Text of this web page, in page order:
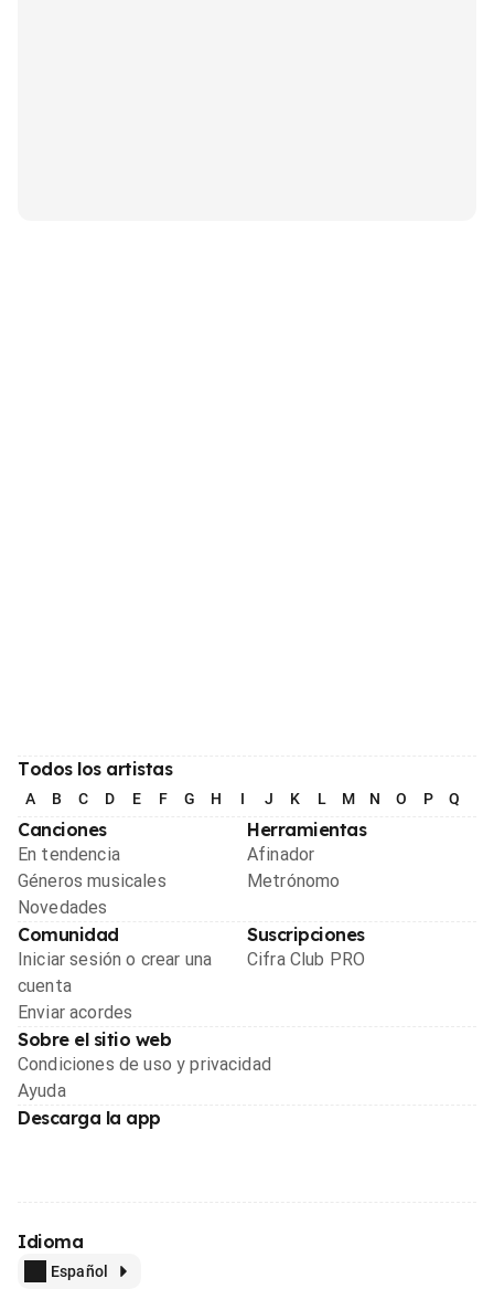
Todos los artistas
A B C D E F G H I J K L M N O P Q
Canciones
En tendencia
Géneros musicales
Novedades
Herramientas
Afinador
Metrónomo
Comunidad
Iniciar sesión o crear una
cuenta
Enviar acordes
Suscripciones
Cifra Club PRO
Sobre el sitio web
Condiciones de uso y privacidad
Ayuda
Descarga la app
Idioma
Español